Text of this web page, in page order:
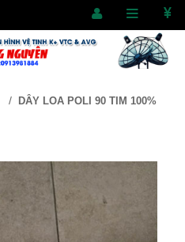
/ DÂY LOA POLI 90 TIM 100%